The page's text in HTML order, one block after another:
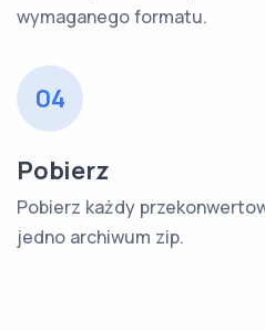
wymaganego formatu.
04
Pobierz
Pobierz każdy
jedno archiwum zip.